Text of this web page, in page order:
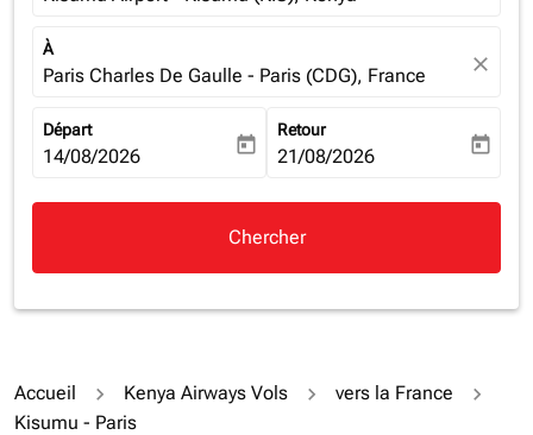
À
Paris Charles De Gaulle - Paris (CDG), France close
Départ
fc-booking-departure-date-aria-label
14/08/2026 today
Retour
fc-booking-return-date-aria-
21/08/2026 today
Chercher
Accueil Kenya Airways Vols
vers la France
Kisumu - Paris